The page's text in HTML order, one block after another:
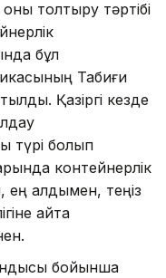
толтыру тәртібі
бұл
Табиғи
Қазіргі кезде
түрі болып
контейнерлік
ең алдымен, теңіз
қайта
бойынша